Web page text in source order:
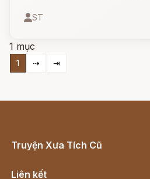
ST
1 mục
1 ⇢ ⇥
Truyện Xưa Tích Cũ
Liên kết